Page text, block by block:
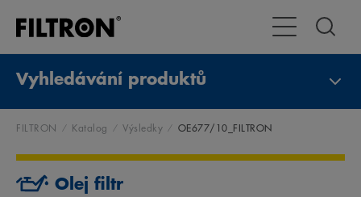
Přepnout
Vyhledávání produktů
FILTRON Katalog Výsledky OE677/10_FILTRON
Olej filtr